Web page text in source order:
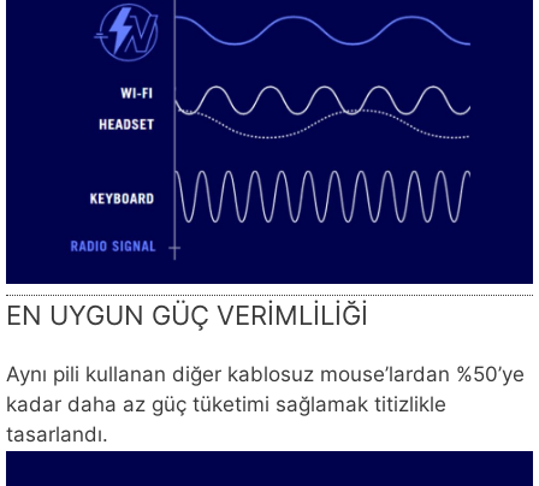
EN UYGUN GÜÇ VERİMLİLİĞİ
Aynı pili kullanan diğer kablosuz mouse’lardan %50’ye
kadar daha az güç tüketimi sağlamak titizlikle
tasarlandı.